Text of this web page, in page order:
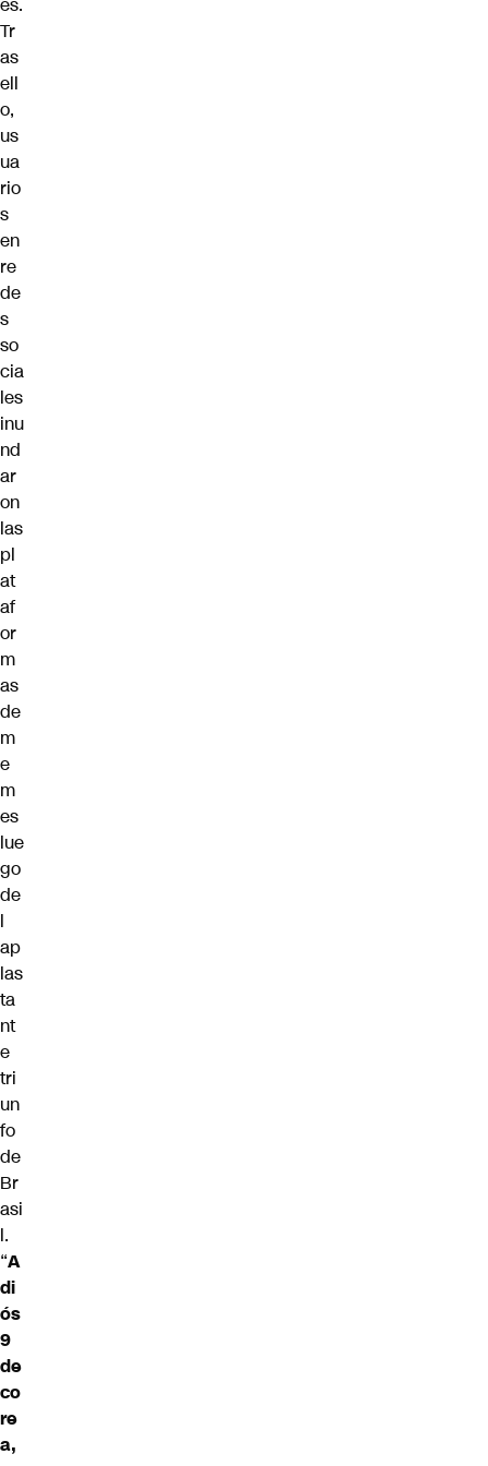
Tr
as
ell
o,
us
ua
rio
s
en
re
de
s
so
cia
les
inu
nd
ar
on
las
pl
at
af
or
m
as
de
m
e
m
es
lue
go
de
l
ap
las
ta
nt
e
tri
un
fo
de
Br
asi
l.
“A
di
ós
9
de
co
re
a,